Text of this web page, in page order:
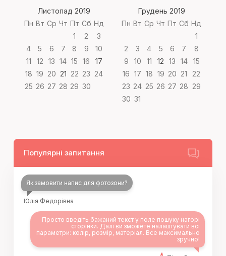
Листопад 2019
Пн Вт Ср Чт Пт Сб Нд
1
2
3
4
5 6 7 8 9
10
11
12 13 14 15 16
17
18 19 20 21 22 23 24
25 26 27 28 29 30
Грудень 2019
Пн Вт Ср Чт Пт Сб Нд
1
2
3 4 5 6 7
8
9
10 11 12 13 14
15
16 17 18 19 20 21
22
23 24 25 26 27 28 29
30 31
Популярні запитання
Як замовити напис для фотозони?
Юлія Федорівна
Просто введіть бажаний текст у поле пошуку нагорі
сторінки. Далі ви зможете налаштувати всі
параметри: колір, розмір, матеріал. Все максимально
зручно!